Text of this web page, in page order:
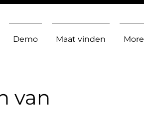
Demo Maat vinden More
van